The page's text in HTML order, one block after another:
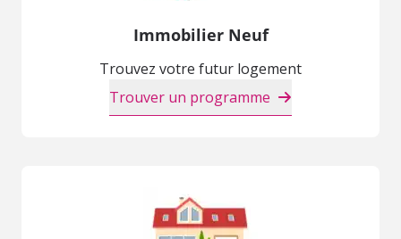
Immobilier Neuf
Trouvez votre futur logement
Trouver un programme